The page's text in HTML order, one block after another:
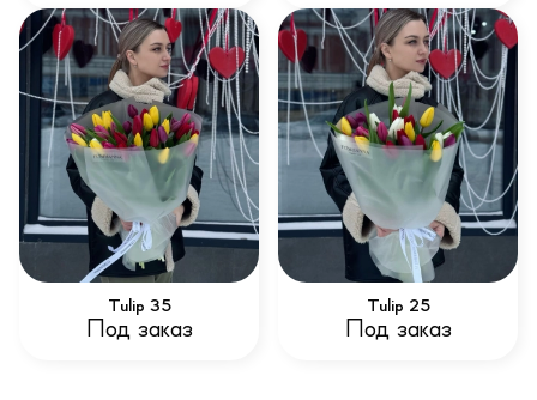
Tulip 35
Под заказ
Tulip 25
Под заказ